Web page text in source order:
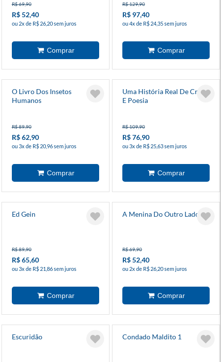
R$ 69,90
R$ 52,40
ou 2x de R$ 26,20 sem juros
R$ 129,90
R$ 97,40
ou 4x de R$ 24,35 sem juros
O Livro Dos Insetos
Humanos
R$ 89,90
R$ 62,90
ou 3x de R$ 20,96 sem juros
Uma História Real De Crime
E Poesia
R$ 109,90
R$ 76,90
ou 3x de R$ 25,63 sem juros
Ed Gein
R$ 89,90
R$ 65,60
ou 3x de R$ 21,86 sem juros
A Menina Do Outro Lado 6
R$ 69,90
R$ 52,40
ou 2x de R$ 26,20 sem juros
Escuridão Condado Maldito 1